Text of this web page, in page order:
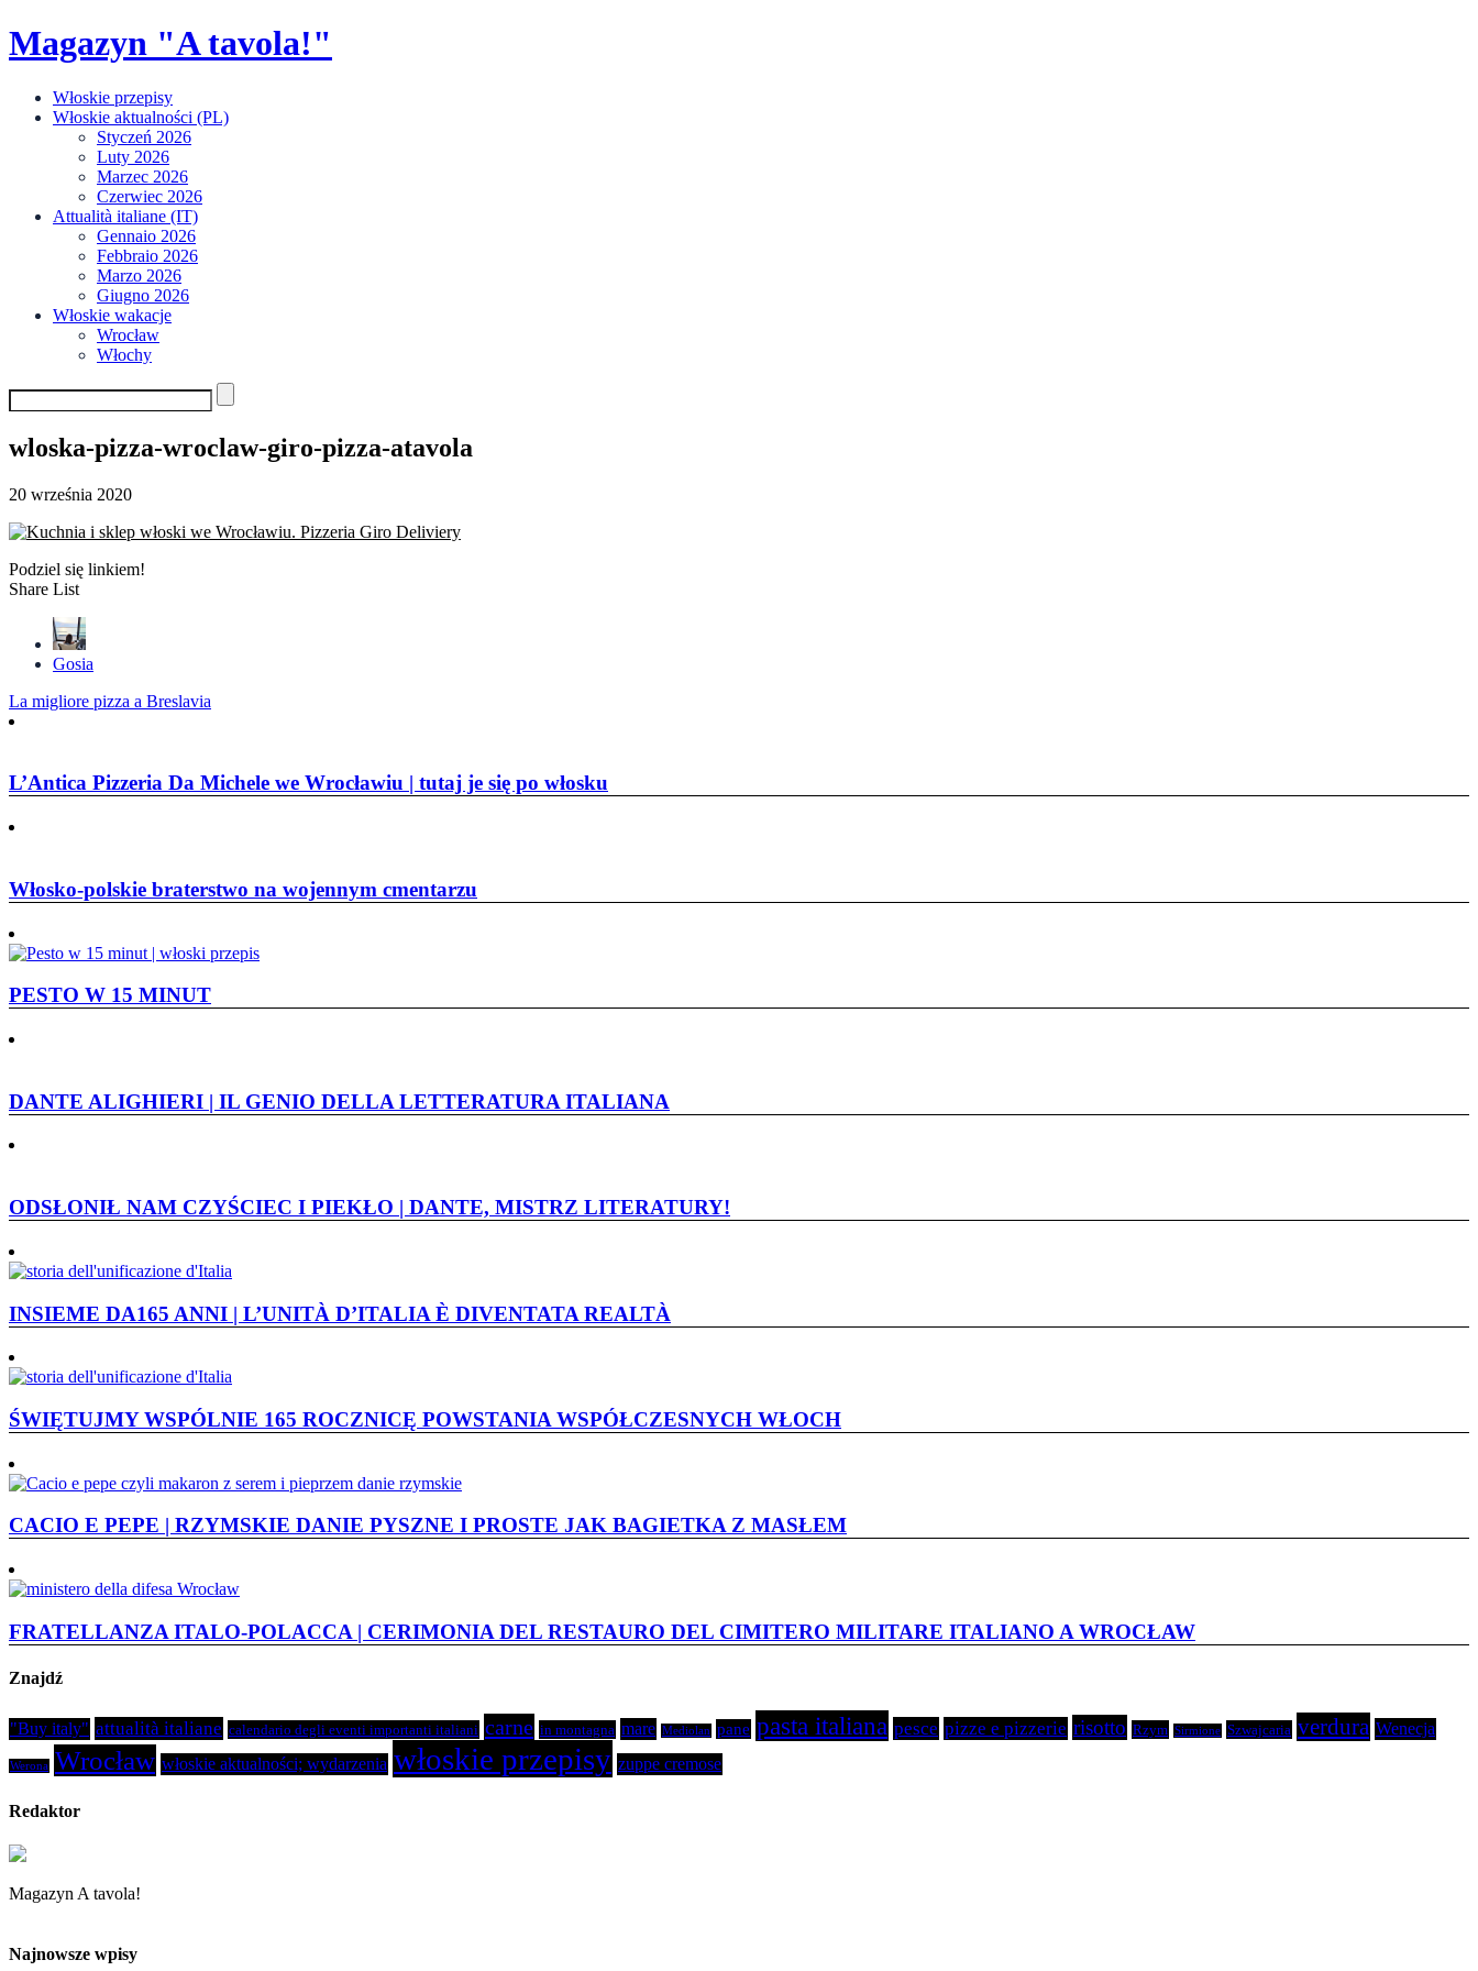
Skip
to
Magazyn "A tavola!"
Włoskie przepisy
Włoskie aktualności (PL)
Styczeń 2026
Luty 2026
Marzec 2026
Czerwiec 2026
Attualità italiane (IT)
Gennaio 2026
Febbraio 2026
Marzo 2026
Giugno 2026
Włoskie wakacje
Wrocław
Włochy
wloska-pizza-wroclaw-giro-pizza-atavola
20 września 2020
Podziel się linkiem!
Share List
Gosia
Nawigacja
wpisu
La migliore pizza a Breslavia
L’Antica Pizzeria Da Michele we Wrocławiu | tutaj je się po włosku
Włosko-polskie braterstwo na wojennym cmentarzu
PESTO W 15 MINUT
DANTE ALIGHIERI | IL GENIO DELLA LETTERATURA ITALIANA
ODSŁONIŁ NAM CZYŚCIEC I PIEKŁO | DANTE, MISTRZ LITERATURY!
INSIEME DA165 ANNI | L’UNITÀ D’ITALIA È DIVENTATA REALTÀ
ŚWIĘTUJMY WSPÓLNIE 165 ROCZNICĘ POWSTANIA WSPÓŁCZESNYCH WŁOCH
CACIO E PEPE | RZYMSKIE DANIE PYSZNE I PROSTE JAK BAGIETKA Z MASŁEM
FRATELLANZA ITALO-POLACCA | CERIMONIA DEL RESTAURO DEL CIMITERO MILITARE ITALIANO A WROCŁAW
Znajdź
"Buy italy" attualità italiane calendario degli eventi importanti italiani carne in montagna mare Mediolan pane pasta italiana pesce pizze e pizzerie risotto Rzym Sirmione Szwajcaria verdura Wenecja
Werona Wrocław włoskie aktualności; wydarzenia włoskie przepisy zuppe cremose
Redaktor
Magazyn A tavola!
Najnowsze wpisy